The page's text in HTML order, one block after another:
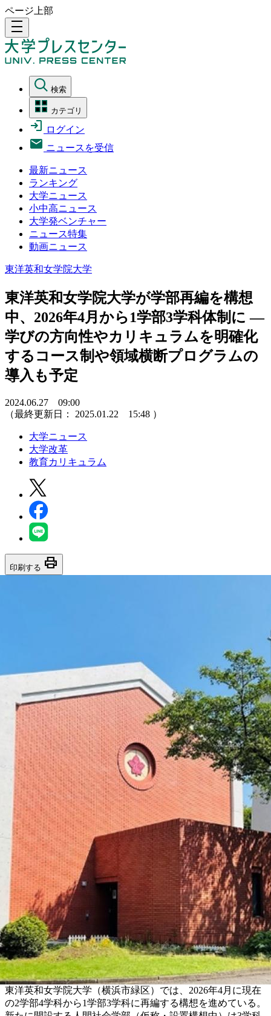
ページ上部
density_medium
検索
カテゴリ
ログイン
ニュースを受信
最新ニュース
ランキング
大学ニュース
小中高ニュース
大学発ベンチャー
ニュース特集
動画ニュース
東洋英和女学院大学
東洋英和女学院大学が学部再編を構想
中、2026年4月から1学部3学科体制に ―
学びの方向性やカリキュラムを明確化
するコース制や領域横断プログラムの
導入も予定
2024.06.27 09:00
（最終更新日： 2025.01.22 15:48 ）
大学ニュース
大学改革
教育カリキュラム
印刷する print
東洋英和女学院大学（横浜市緑区）では、2026年4月に現在
の2学部4学科から1学部3学科に再編する構想を進めている。